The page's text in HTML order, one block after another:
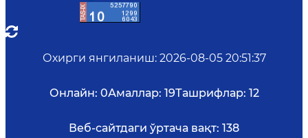
Охирги янгиланиш: 2026-08-05 20:51:37
Онлайн: 0Амаллар: 19Ташрифлар: 12
Веб-сайтдаги ўртача вақт: 138